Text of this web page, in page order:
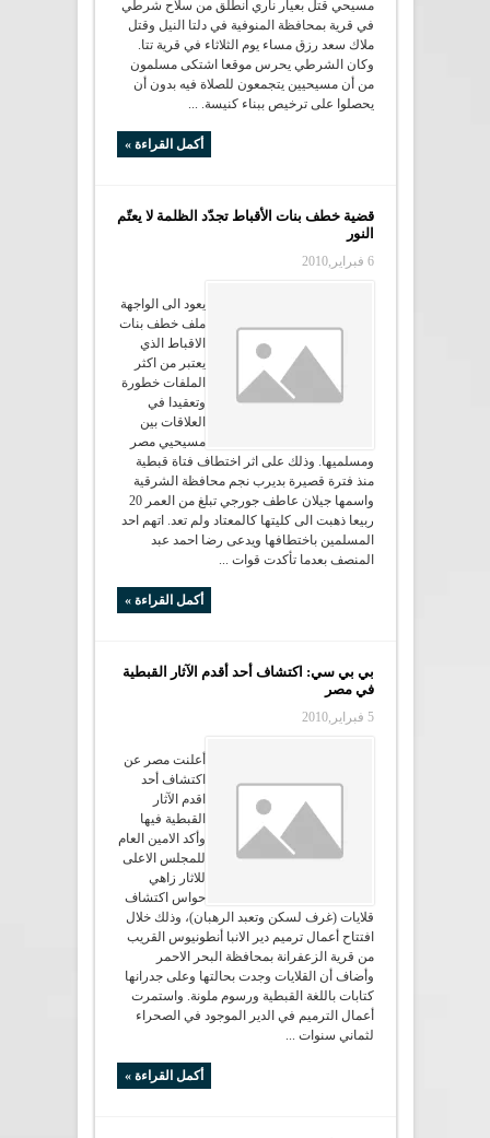
مسيحي قتل بعيار ناري انطلق من سلاح شرطي
في قرية بمحافظة المنوفية في دلتا النيل وقتل
ملاك سعد رزق مساء يوم الثلاثاء في قرية تتا.
وكان الشرطي يحرس موقعا اشتكى مسلمون
من أن مسيحيين يتجمعون للصلاة فيه بدون أن
يحصلوا على ترخيص ببناء كنيسة. ...
أكمل القراءة »
قضية خطف بنات الأقباط تجدّد الظلمة لا يعتّم
النور
6 فبراير,2010
يعود الى الواجهة
ملف خطف بنات
الاقباط الذي
يعتبر من اكثر
الملفات خطورة
وتعقيدا في
العلاقات بين
مسيحيي مصر
ومسلميها. وذلك على اثر اختطاف فتاة قبطية
منذ فترة قصيرة بديرب نجم محافظة الشرقية
واسمها جيلان عاطف جورجي تبلغ من العمر 20
ربيعا ذهبت الى كليتها كالمعتاد ولم تعد. اتهم احد
المسلمين باختطافها ويدعى رضا احمد عبد
المنصف بعدما تأكدت قوات ...
أكمل القراءة »
بي بي سي: اكتشاف أحد أقدم الآثار القبطية
في مصر
5 فبراير,2010
أعلنت مصر عن
اكتشاف أحد
اقدم الآثار
القبطية فيها
وأكد الامين العام
للمجلس الاعلى
للاثار زاهي
حواس اكتشاف
قلايات (غرف لسكن وتعبد الرهبان)، وذلك خلال
افتتاح أعمال ترميم دير الانبا أنطونيوس القريب
من قرية الزعفرانة بمحافظة البحر الاحمر
وأضاف أن القلايات وجدت بحالتها وعلى جدرانها
كتابات باللغة القبطية ورسوم ملونة. واستمرت
أعمال الترميم في الدير الموجود في الصحراء
لثماني سنوات ...
أكمل القراءة »